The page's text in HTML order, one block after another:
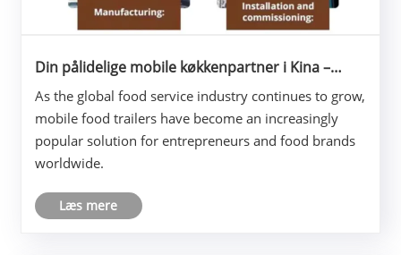
Din pålidelige mobile køkkenpartner i Kina –
det globale marked
As the global food service industry continues to grow,
mobile food trailers have become an increasingly
popular solution for entrepreneurs and food brands
worldwide.
Læs mere